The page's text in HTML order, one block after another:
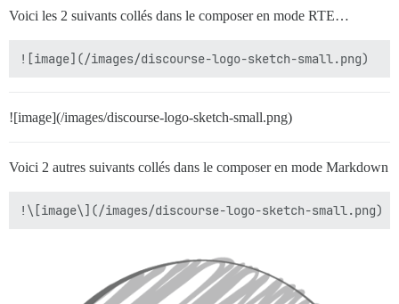
Voici les 2 suivants collés dans le composer en mode RTE…
![image](/images/discourse-logo-sketch-small.png)
Voici 2 autres suivants collés dans le composer en mode Markdown